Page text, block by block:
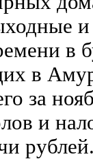
в
в
за
и